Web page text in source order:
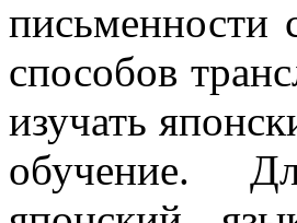
письменности
способов
изучать
обучение.